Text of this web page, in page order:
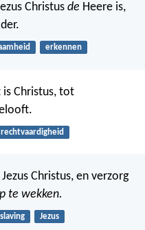
Christus de Heere is,
erkennen
Christus, tot
rechtvaardigheid
Christus, en verzorg
te wekken.
Jezus